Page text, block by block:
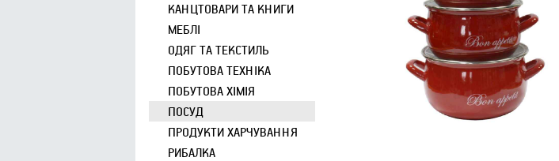
КАНЦТОВАРИ ТА КНИГИ
МЕБЛІ
ОДЯГ ТА ТЕКСТИЛЬ
ПОБУТОВА ТЕХНІКА
ПОБУТОВА ХІМІЯ
ПОСУД
ПРОДУКТИ ХАРЧУВАННЯ
РИБАЛКА